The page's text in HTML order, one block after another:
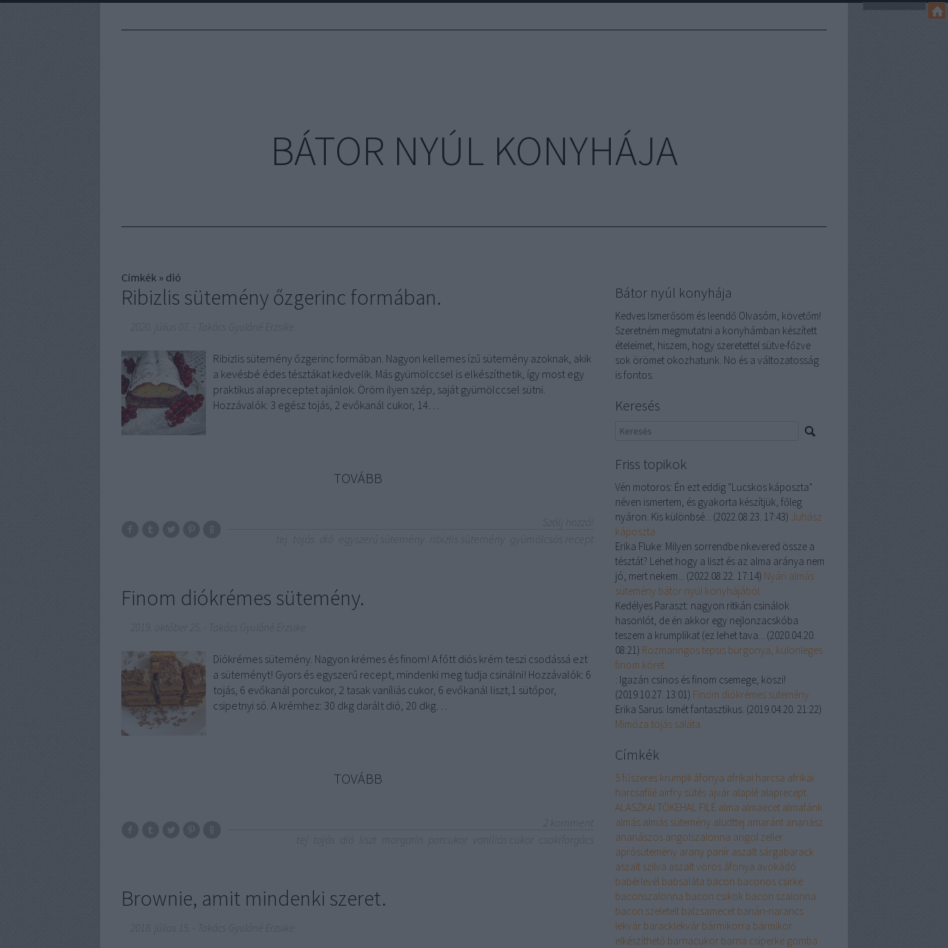
BÁTOR NYÚL KONYHÁJA
Címkék » dió
Ribizlis sütemény őzgerinc formában.
Ribizlis sütemény őzgerinc formában. Nagyon kellemes ízű sütemény azoknak, akik
a kevésbé édes tésztákat kedvelik. Más gyümölccsel is elkészíthetik, így most egy
praktikus alapreceptet ajánlok. Öröm ilyen szép, saját gyümölccsel sütni.
Hozzávalók: 3 egész tojás, 2 evőkanál cukor, 14…
TOVÁBB
Finom diókrémes sütemény.
Diókrémes sütemény. Nagyon krémes és finom! A főtt diós krém teszi csodássá ezt
a süteményt! Gyors és egyszerű recept, mindenki meg tudja csinálni! Hozzávalók: 6
tojás, 6 evőkanál porcukor, 2 tasak vaníliás cukor, 6 evőkanál liszt,1 sütőpor,
csipetnyi só. A krémhez: 30 dkg darált dió, 20 dkg…
TOVÁBB
Brownie, amit mindenki szeret.
Bátor nyúl konyhája
Kedves Ismerősöm és leendő Olvasóm, követőm!
Szeretném megmutatni a konyhámban készített
ételeimet, hiszem, hogy szeretettel sütve-főzve
sok örömet okozhatunk. No és a változatosság
is fontos.
Keresés
Friss topikok
Vén motoros: Én ezt eddig "Lucskos káposzta"
néven ismertem, és gyakorta készítjük, főleg
nyáron. Kis különbsé... (2022.08.23. 17:43) Juhász
káposzta
Erika Fluke: Milyen sorrendbe nkevered össze a
tésztát? Lehet hogy a liszt és az alma aránya nem
jó, mert nekem... (2022.08.22. 17:14) Nyári almás
sütemény bátor nyúl konyhájából.
Kedélyes Paraszt: nagyon ritkán csinálok
hasonlót, de én akkor egy nejlonzacskóba
teszem a krumplikat (ez lehet tava... (2020.04.20.
08:21) Rozmaringos tepsis burgonya, különleges
finom köret.
: Igazán csinos és finom csemege, köszi!
(2019.10.27. 13:01) Finom diókrémes sütemény.
Erika Sarus: Ismét fantasztikus. (2019.04.20. 21:22)
Mimóza tojás saláta.
Címkék
5 fűszeres krumpli áfonya afrikai harcsa afrikai
harcsafilé airfry sütés ajvár alaplé alaprecept
ALASZKAI TŐKEHAL FILÉ alma almaecet almafánk
almás almás sütemény aludttej amaránt ananász
ananászos angolszalonna angol zeller
aprósütemény arany panír aszalt sárgabarack
aszalt szilva aszalt vörös áfonya avokádó
babérlevél babsaláta bacon baconos csirke
baconszalonna bacon csikok bacon szalonna
bacon szeletelt balzsamecet banán-narancs
lekvár baracklekvár bármikorra bármikor
elkészíthető barnacukor barna csiperke gomba